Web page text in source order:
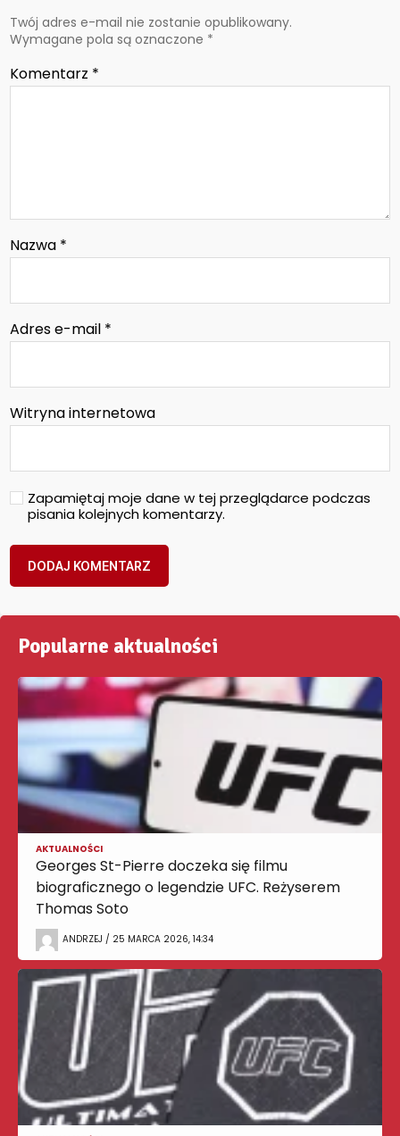
Twój adres e-mail nie zostanie opublikowany.
Wymagane pola są oznaczone *
Komentarz *
Nazwa *
Adres e-mail *
Witryna internetowa
Zapamiętaj moje dane w tej przeglądarce podczas
pisania kolejnych komentarzy.
Popularne aktualności
AKTUALNOŚCI
Georges St-Pierre doczeka się filmu
biograficznego o legendzie UFC. Reżyserem
Thomas Soto
ANDRZEJ / 25 MARCA 2026, 14:34